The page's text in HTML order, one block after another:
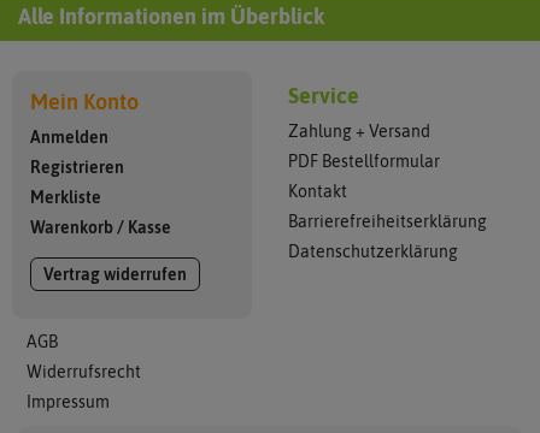
Alle Informationen im Überblick
Mein Konto
Anmelden
Registrieren
Merkliste
Warenkorb / Kasse
Vertrag widerrufen
AGB
Widerrufsrecht
Impressum
Service
Zahlung + Versand
PDF Bestellformular
Kontakt
Barrierefreiheitserklärung
Datenschutzerklärung